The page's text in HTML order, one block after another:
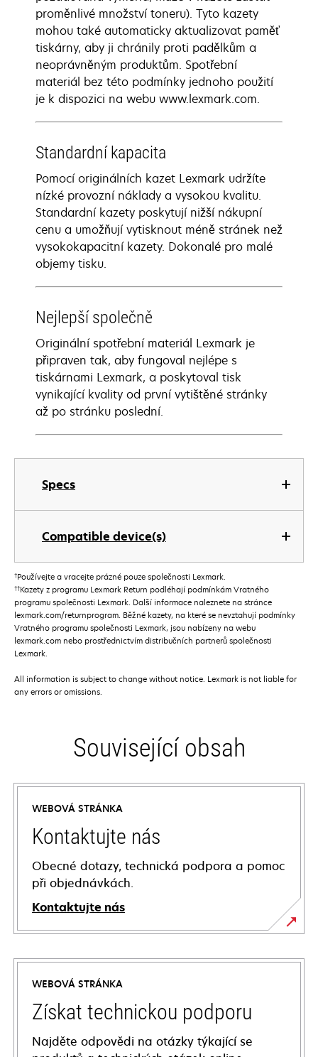
Specs
Compatible device(s)
proměnlivé množství toneru). Tyto kazety
mohou také automaticky aktualizovat paměť
tiskárny, aby ji chránily proti padělkům a
neoprávněným produktům. Spotřební
materiál bez této podmínky jednoho použití
je k dispozici na webu www.lexmark.com.
Standardní kapacita
Pomocí originálních kazet Lexmark udržíte
nízké provozní náklady a vysokou kvalitu.
Standardní kazety poskytují nižší nákupní
cenu a umožňují vytisknout méně stránek než
vysokokapacitní kazety. Dokonalé pro malé
objemy tisku.
Nejlepší společně
Originální spotřební materiál Lexmark je
připraven tak, aby fungoval nejlépe s
tiskárnami Lexmark, a poskytoval tisk
vynikající kvality od první vytištěné stránky
až po stránku poslední.
†Používejte a vracejte prázné pouze společnosti Lexmark.
††Kazety z programu Lexmark Return podléhají podmínkám Vratného
programu společnosti Lexmark. Další informace naleznete na stránce
lexmark.com/returnprogram. Běžné kazety, na které se nevztahují podmínky
Vratného programu společnosti Lexmark, jsou nabízeny na webu
lexmark.com nebo prostřednictvím distribučních partnerů společnosti
Lexmark.
All information is subject to change without notice. Lexmark is not liable for
any errors or omissions.
Související obsah
WEBOVÁ STRÁNKA
Kontaktujte nás
Obecné dotazy, technická podpora a pomoc
při objednávkách.
Kontaktujte nás
WEBOVÁ STRÁNKA
Získat technickou podporu
Najděte odpovědi na otázky týkající se